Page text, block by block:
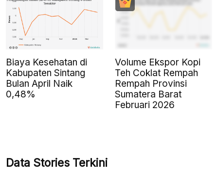
Biaya Kesehatan di
Kabupaten Sintang
Bulan April Naik
0,48%
Volume Ekspor Kopi
Teh Coklat Rempah
Rempah Provinsi
Sumatera Barat
Februari 2026
Data Stories Terkini